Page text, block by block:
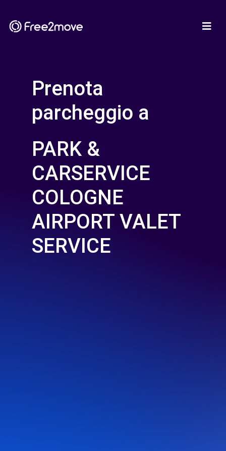
Prenota
parcheggio a
PARK &
CARSERVICE
COLOGNE
AIRPORT VALET
SERVICE